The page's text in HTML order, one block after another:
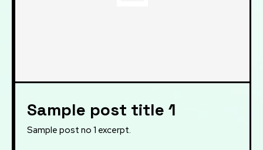
Sample post title 1
Sample post no 1 excerpt.